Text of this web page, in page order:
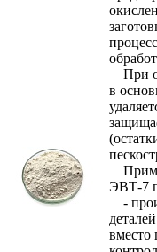
При
в
ЭВТ-7
-
вместо